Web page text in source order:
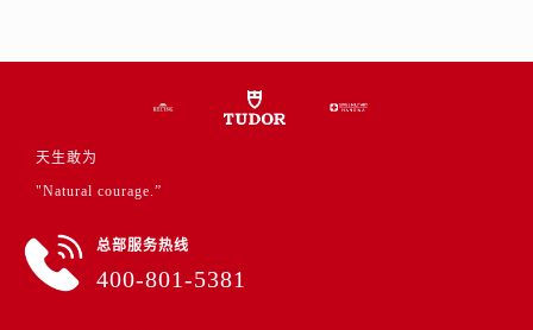
天生敢为
"Natural courage.”
总部服务热线
400-801-5381